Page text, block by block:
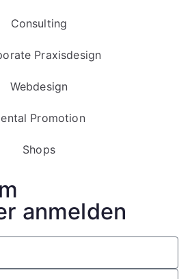
anmelden
Consulting
Praxisdesign
Webdesign
Promotion
Shops